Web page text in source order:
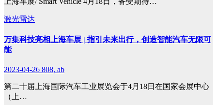
激光雷达
万集科技亮相上海车展 | 指引未来出行，创造智能汽车无限可
能
2023-04-26 808, ab
第二十届上海国际汽车工业展览会于4月18日在国家会展中心
（上…